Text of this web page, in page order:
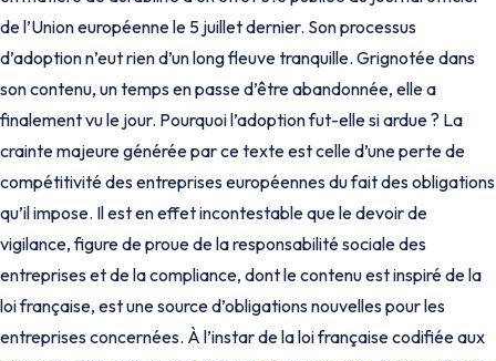
de l’Union européenne le 5 juillet dernier. Son processus
d’adoption n’eut rien d’un long fleuve tranquille. Grignotée dans
son contenu, un temps en passe d’être abandonnée, elle a
finalement vu le jour. Pourquoi l’adoption fut-elle si ardue ? La
crainte majeure générée par ce texte est celle d’une perte de
compétitivité des entreprises européennes du fait des obligations
qu’il impose. Il est en effet incontestable que le devoir de
vigilance, figure de proue de la responsabilité sociale des
entreprises et de la compliance, dont le contenu est inspiré de la
loi française, est une source d’obligations nouvelles pour les
entreprises concernées. À l’instar de la loi française codifiée aux